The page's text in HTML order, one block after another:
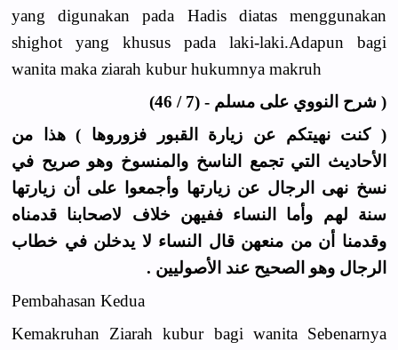
yang digunakan pada Hadis diatas menggunakan
shighot yang khusus pada laki-laki.Adapun bagi
wanita maka ziarah kubur hukumnya makruh
( شرح النووي على مسلم - (7 / 46)
( كنت نهيتكم عن زيارة القبور فزوروها ) هذا من
الأحاديث التي تجمع الناسخ والمنسوخ وهو صريح في
نسخ نهى الرجال عن زيارتها وأجمعوا على أن زيارتها
سنة لهم وأما النساء ففيهن خلاف لاصحابنا قدمناه
وقدمنا أن من منعهن قال النساء لا يدخلن في خطاب
الرجال وهو الصحيح عند الأصوليين .
Pembahasan Kedua
Kemakruhan Ziarah kubur bagi wanita Sebenarnya